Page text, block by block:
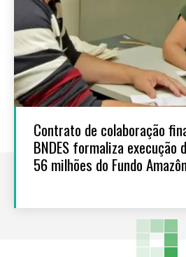
Contrato de colaboração
BNDES formaliza execução
56 milhões do Fundo